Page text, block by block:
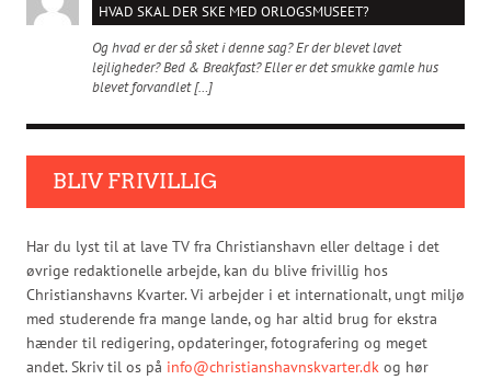
HVAD SKAL DER SKE MED ORLOGSMUSEET?
Og hvad er der så sket i denne sag? Er der blevet lavet
lejligheder? Bed & Breakfast? Eller er det smukke gamle hus
blevet forvandlet […]
BLIV FRIVILLIG
Har du lyst til at lave TV fra Christianshavn eller deltage i det
øvrige redaktionelle arbejde, kan du blive frivillig hos
Christianshavns Kvarter. Vi arbejder i et internationalt, ungt miljø
med studerende fra mange lande, og har altid brug for ekstra
hænder til redigering, opdateringer, fotografering og meget
andet. Skriv til os på info@christianshavnskvarter.dk og hør